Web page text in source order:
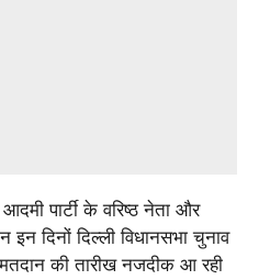
पार्टी के वरिष्ठ नेता और
दिनों दिल्ली विधानसभा चुनाव
की तारीख नजदीक आ रही